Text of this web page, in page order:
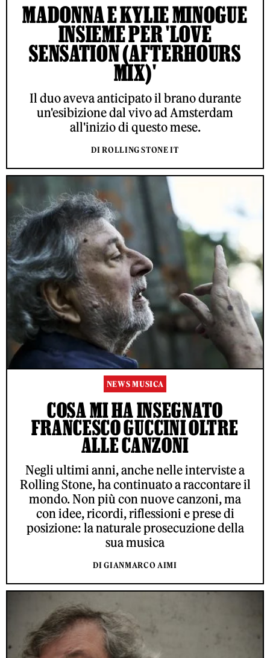
MADONNA E KYLIE MINOGUE
INSIEME PER 'LOVE
SENSATION (AFTERHOURS
MIX)'
Il duo aveva anticipato il brano durante
un'esibizione dal vivo ad Amsterdam
all'inizio di questo mese.
DI ROLLING STONE IT
NEWS MUSICA
COSA MI HA INSEGNATO
FRANCESCO GUCCINI OLTRE
ALLE CANZONI
Negli ultimi anni, anche nelle interviste a
Rolling Stone, ha continuato a raccontare il
mondo. Non più con nuove canzoni, ma
con idee, ricordi, riflessioni e prese di
posizione: la naturale prosecuzione della
sua musica
DI GIANMARCO AIMI